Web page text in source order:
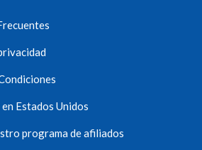
Estados Unidos
programa de afiliados